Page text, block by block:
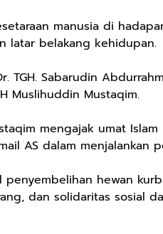
manusia di
latar belakang kehidupan.
TGH. Sabarudin
Muslihuddin Mustaqim.
mengajak umat
AS dalam menjalankan
hewan
dan solidaritas sosial
Sepatu
Sport
Rp71.500
Jersey
88 Vintage
Unisex Pria
Shopee